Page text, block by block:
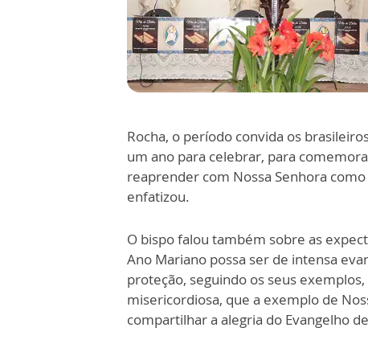
Rocha, o período convida os
um ano para celebrar, para
reaprender com Nossa Senhora
enfatizou.
O bispo falou também sobre as
Ano Mariano possa ser de intensa
proteção, seguindo os seus
misericordiosa, que a exemplo de
compartilhar a alegria do Evangelho